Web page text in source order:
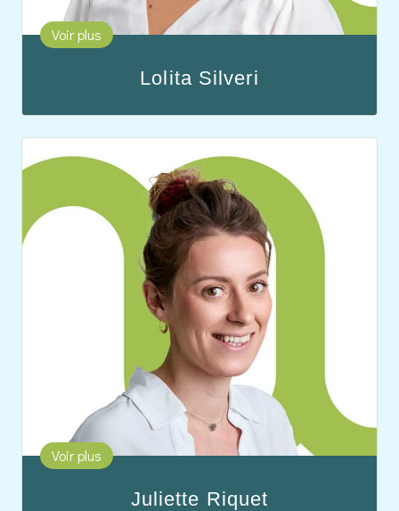
Lolita Silveri
Medicalis Genève, est une diplômée aide-
soignante passionnée par l'humain. Enseignante
de yoga et de techniques de respiration
consciente, elle guide les individus vers leurs
ressources internes pour un équilibre durable. Son
expertise favorise la découverte de soi.
Juliette Riquet